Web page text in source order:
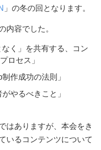
」の冬の回となります。
内容でした。
く」を共有する、コン
ロセス」
作成功の法則」
やるべきこと」
はありますが、本会をき
いるコンテンツについて